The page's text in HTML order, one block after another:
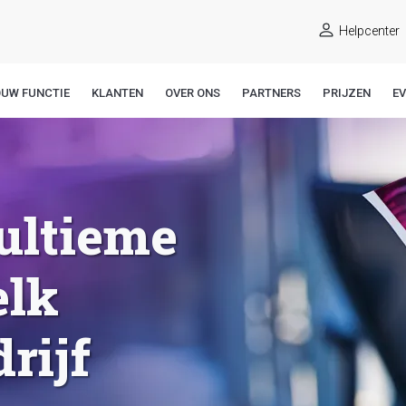
Helpcenter
FUNCTIE KLANTEN OVER ONS PARTNERS PRIJZEN